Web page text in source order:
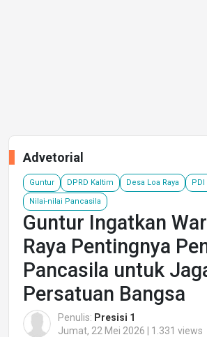
Advetorial
Guntur DPRD Kaltim Desa Loa Raya
Nilai-nilai Pancasila
Guntur Ingatkan
Raya Pentingnya
Pancasila untuk
Persatuan Bangsa
Penulis: Presisi 1
Jumat, 22 Mei 2026 | 1.331 views